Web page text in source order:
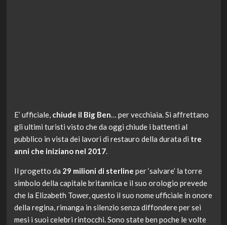
E’ ufficiale, chiude il Big Ben… per vecchiaia. Si affrettano
gli ultimi turisti visto che da oggi chiude i battenti al
pubblico in vista dei lavori di restauro della durata di tre
anni che iniziano nel 2017.
Il progetto da 29 milioni di sterline per ‘salvare’ la torre
simbolo della capitale britannica e il suo orologio prevede
che la Elizabeth Tower, questo il suo nome ufficiale in onore
della regina, rimanga in silenzio senza diffondere per sei
mesi i suoi celebri rintocchi. Sono state ben poche le volte